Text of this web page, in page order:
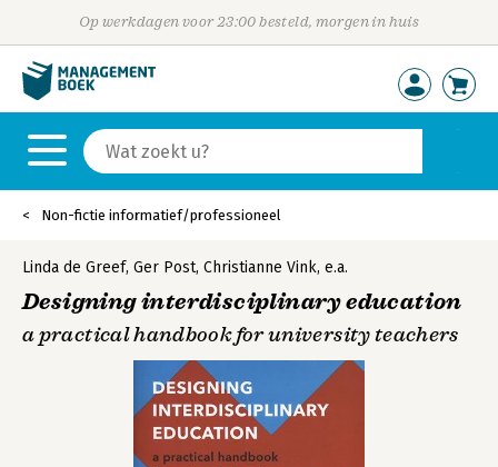
Op werkdagen voor 23:00 besteld, morgen in huis
Non-fictie informatief/professioneel
Linda de Greef, Ger Post, Christianne Vink, e.a.
Designing interdisciplinary education
a practical handbook for university teachers